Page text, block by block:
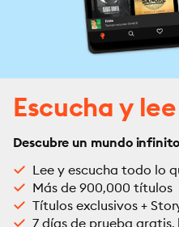
Escucha y lee
Descubre un mundo
Lee y escucha todo lo
Más de 900,000 títulos
Títulos exclusivos +
7 días de prueba gratis,